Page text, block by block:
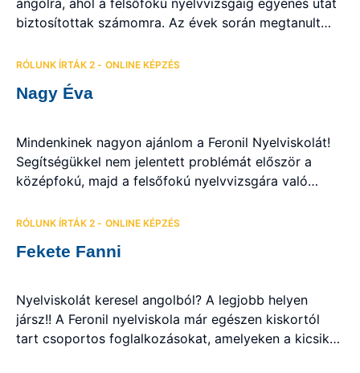
angolra, ahol a felsőfokú nyelvvizsgáig egyenes utat
biztosítottak számomra. Az évek során megtanult
váltak hasznomra, hanem a mai napig használom
azokat, innen is látszik, hogy a tudás alapos átadása
a cél Ildikó és Robi számára. Bármikor bármilyen
RÓLUNK ÍRTÁK 2 - ONLINE KÉPZÉS
Nagy Éva
Mindenkinek nagyon ajánlom a Feronil Nyelviskolát!
Segítségükkel nem jelentett problémát először a
középfokú, majd a felsőfokú nyelvvizsgára való
óráik során arra is nagy hangsúlyt fektettek, hogy
Csoportos és egyéni órákon is részt vettem, illetve
(Covid, majd […]
RÓLUNK ÍRTÁK 2 - ONLINE KÉPZÉS
Fekete Fanni
Nyelviskolát keresel angolból? A legjobb helyen
jársz!! A Feronil nyelviskola már egészen kiskortól
tart csoportos foglalkozásokat, amelyeken a kicsik